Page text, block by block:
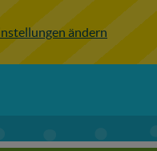
ändern